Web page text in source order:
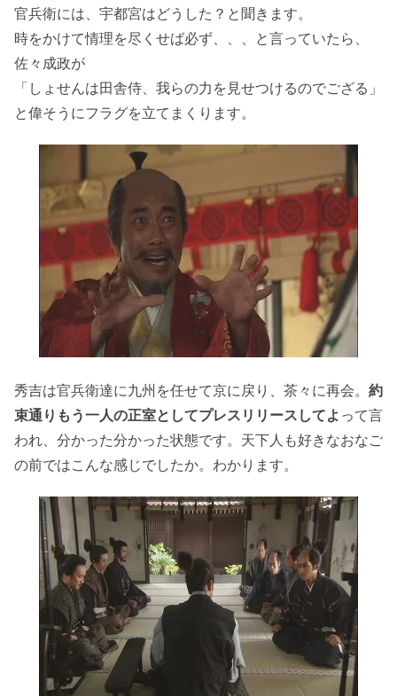
官兵衛には、宇都宮はどうした？と聞きます。
時をかけて情理を尽くせば必ず、、、と言っていたら、
佐々成政が
「しょせんは田舎侍、我らの力を見せつけるのでござる」
と偉そうにフラグを立てまくります。
秀吉は官兵衛達に九州を任せて京に戻り、茶々に再会。 約
束通りもう一人の正室としてプレスリリースしてよ って言
われ、分かった分かった状態です。天下人も好きなおなご
の前ではこんな感じでしたか。わかります。